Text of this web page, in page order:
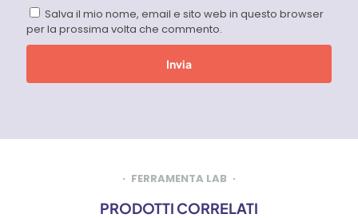
Salva il mio nome, email e sito web in questo browser
per la prossima volta che commento.
FERRAMENTA LAB
PRODOTTI CORRELATI